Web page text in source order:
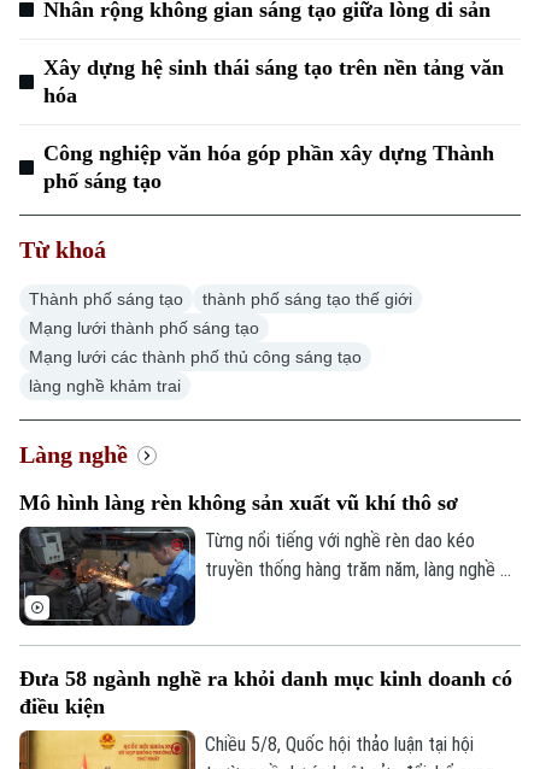
Nhân rộng không gian sáng tạo giữa lòng di sản
Xây dựng hệ sinh thái sáng tạo trên nền tảng văn
hóa
Công nghiệp văn hóa góp phần xây dựng Thành
phố sáng tạo
Từ khoá
Thành phố sáng tạo
thành phố sáng tạo thế giới
Mạng lưới thành phố sáng tạo
Mạng lưới các thành phố thủ công sáng tạo
làng nghề khảm trai
Làng nghề
Mô hình làng rèn không sản xuất vũ khí thô sơ
Từng nổi tiếng với nghề rèn dao kéo
truyền thống hàng trăm năm, làng nghề Đa
việc sản xuất các loại vũ khí thô sơ, dao
Đưa 58 ngành nghề ra khỏi danh mục kinh doanh có
điều kiện
Chiều 5/8, Quốc hội thảo luận tại hội